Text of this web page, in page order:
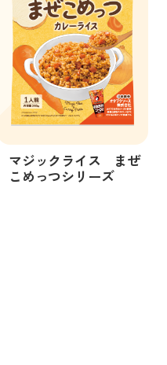
マジックライス まぜ
こめっつシリーズ